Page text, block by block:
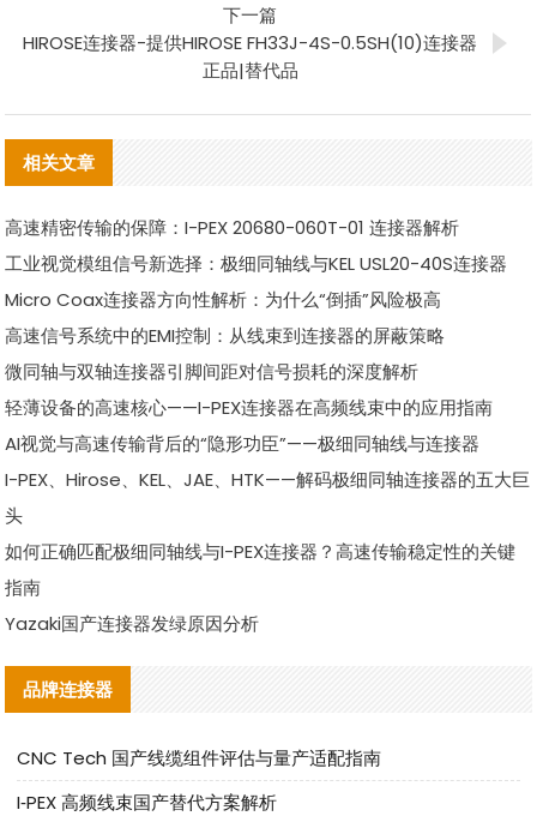
下一篇
HIROSE连接器-提供HIROSE FH33J-4S-0.5SH(10)连接器
正品|替代品
相关文章
高速精密传输的保障：I-PEX 20680-060T-01 连接器解析
工业视觉模组信号新选择：极细同轴线与KEL USL20-40S连接器
Micro Coax连接器方向性解析：为什么“倒插”风险极高
高速信号系统中的EMI控制：从线束到连接器的屏蔽策略
微同轴与双轴连接器引脚间距对信号损耗的深度解析
轻薄设备的高速核心——I-PEX连接器在高频线束中的应用指南
AI视觉与高速传输背后的“隐形功臣”——极细同轴线与连接器
I-PEX、Hirose、KEL、JAE、HTK——解码极细同轴连接器的五大巨
头
如何正确匹配极细同轴线与I-PEX连接器？高速传输稳定性的关键
指南
Yazaki国产连接器发绿原因分析
品牌连接器
CNC Tech 国产线缆组件评估与量产适配指南
I‑PEX 高频线束国产替代方案解析